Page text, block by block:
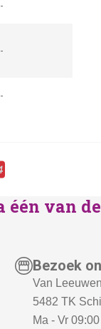
-
-
-
van
Bezoek
Van
5482 TK
Ma - Vr